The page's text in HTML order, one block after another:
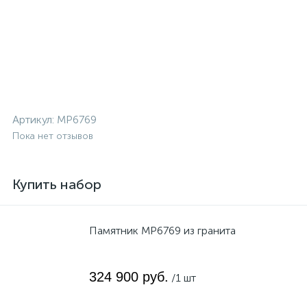
Артикул: MP6769
Пока нет отзывов
Купить набор
Памятник MP6769 из гранита
324 900 руб. /1 шт